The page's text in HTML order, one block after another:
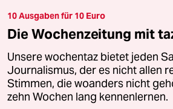
10 Ausgaben für 10 Euro
Die Wochenzeitung mit
Unsere wochentaz bietet jeden
Journalismus, der es nicht allen
Stimmen, die woanders nicht
zehn Wochen lang kennenlernen.